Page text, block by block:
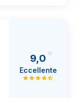
9,0
Eccellente